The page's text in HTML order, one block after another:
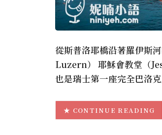
從斯普洛耶橋沿著羅伊斯
Luzern） 耶穌會教堂（
也是瑞士第一座完全巴洛
CONTINUE READING